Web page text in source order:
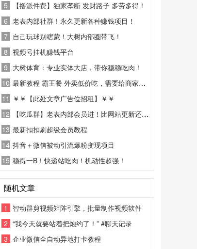
5
【撸派件费】独家垄断 发财路子 多劳多得！
6 老表内部社群！永久更新各种赚钱项目！
7 自己玩球别瞎蒙！大树内部圈带飞！
8 视频号挂机赚钱平台
9 大树体育：专业实体大店，带你稳稳吃肉！
10 最新教程 霸王餐 外卖低价吃，需要给商家好评
11 ￥￥【此处文章广告位招租】￥￥
12
【吃瓜群】老表内部会员进！比网站更新还精彩！
13 最新扣扣刷超级会员教程
14 抖音＋微信被动引流爆粉变现项目
15 稳得一B！快递站吃肉！机动性超强！
随机文章
1
智动群剪视频矩阵引擎，批量制作视频软件
2 “我今天就要站着把炮约了！” #聊天记录
3 企业微信全自动异地打卡教程